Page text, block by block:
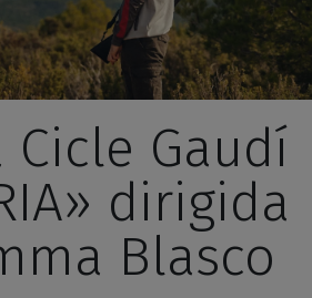
Cicle Gaudí
dirigida
Blasco